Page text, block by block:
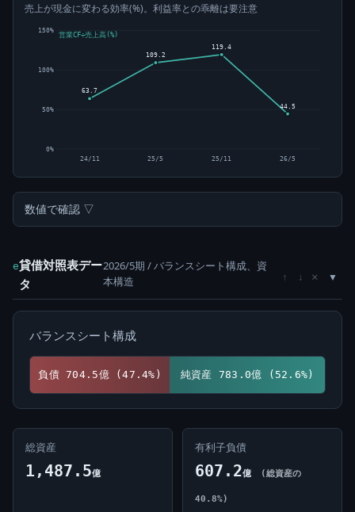
売上が現金に変わる効率(%)。利益率との乖離は要注意
0%
50%
100%
150%
63.7
24/11
109.2
25/5
119.4
25/11
44.5
26/5
営業CF÷売上高(%)
数値で確認 ▽
e貸借対照表デー
タ
2026/5期 / バランスシート構成、資
本構造
↑ ↓ ×
バランスシート構成
負債 704.5億 (47.4%) 純資産 783.0億 (52.6%)
総資産
1,487.5億
有利子負債
607.2億 (総資産の
40.8%)